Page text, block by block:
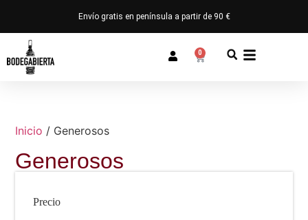
Envío gratis en península a partir de 90 €
0
Inicio / Generosos
Generosos
Precio